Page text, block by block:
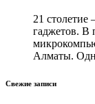
21
гаджетов. В
Алматы.
Свежие записи